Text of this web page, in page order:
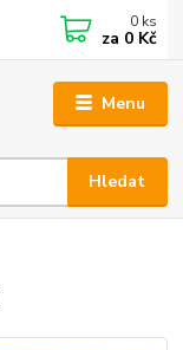
Menu
Hledat
0 ks
za 0 Kč